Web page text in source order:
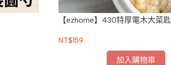
【ezhome】430特厚電木大菜匙
NT$159
加入購物車